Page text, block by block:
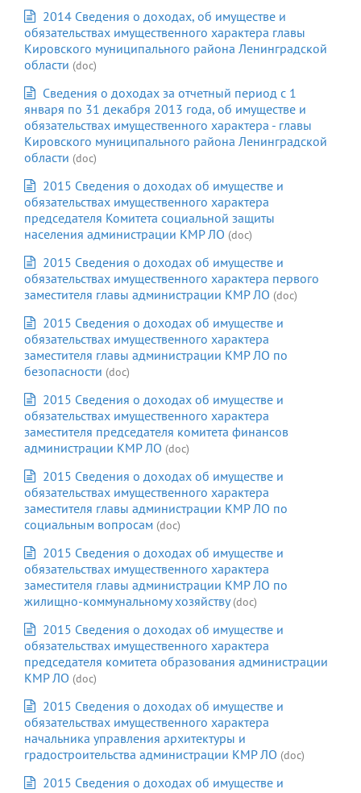
2014 Сведения о доходах, об имуществе и
обязательствах имущественного характера главы
Кировского муниципального района Ленинградской
области (doc)
Сведения о доходах за отчетный период с 1
января по 31 декабря 2013 года, об имуществе и
обязательствах имущественного характера - главы
Кировского муниципального района Ленинградской
области (doc)
2015 Сведения о доходах об имуществе и
обязательствах имущественного характера
председателя Комитета социальной защиты
населения администрации КМР ЛО (doc)
2015 Сведения о доходах об имуществе и
обязательствах имущественного характера первого
заместителя главы администрации КМР ЛО (doc)
2015 Сведения о доходах об имуществе и
обязательствах имущественного характера
заместителя главы администрации КМР ЛО по
безопасности (doc)
2015 Сведения о доходах об имуществе и
обязательствах имущественного характера
заместителя председателя комитета финансов
администрации КМР ЛО (doc)
2015 Сведения о доходах об имуществе и
обязательствах имущественного характера
заместителя главы администрации КМР ЛО по
социальным вопросам (doc)
2015 Сведения о доходах об имуществе и
обязательствах имущественного характера
заместителя главы администрации КМР ЛО по
жилищно-коммунальному хозяйству (doc)
2015 Сведения о доходах об имуществе и
обязательствах имущественного характера
председателя комитета образования администрации
КМР ЛО (doc)
2015 Сведения о доходах об имуществе и
обязательствах имущественного характера
начальника управления архитектуры и
градостроительства администрации КМР ЛО (doc)
2015 Сведения о доходах об имуществе и